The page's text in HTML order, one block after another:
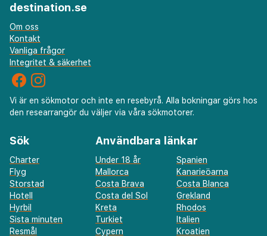
destination.se
Om oss
Kontakt
Vanliga frågor
Integritet & säkerhet
Vi är en sökmotor och inte en resebyrå. Alla bokningar görs hos
den researrangör du väljer via våra sökmotorer.
Sök
Charter
Flyg
Storstad
Hotell
Hyrbil
Sista minuten
Resmål
Användbara länkar
Under 18 år
Spanien
Mallorca
Kanarieöarna
Costa Brava
Costa Blanca
Costa del Sol
Grekland
Kreta
Rhodos
Turkiet
Italien
Cypern
Kroatien